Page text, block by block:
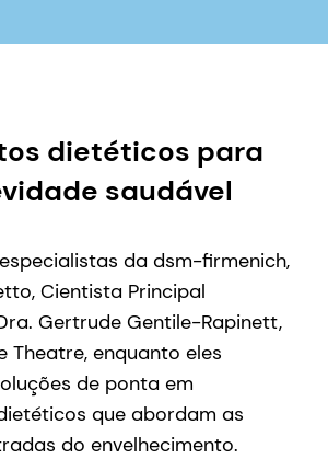
dietéticos para
saudável
da dsm-firmenich,
Cientista Principal
Gertrude Gentile-Rapinett,
Theatre, enquanto eles
de ponta em
que abordam as
do envelhecimento.